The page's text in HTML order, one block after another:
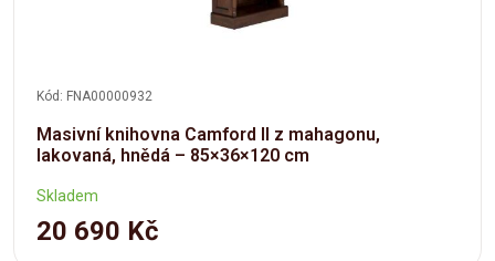
Kód: FNA00000932
Masivní knihovna Camford II z mahagonu,
lakovaná, hnědá – 85×36×120 cm
Skladem
20 690 Kč